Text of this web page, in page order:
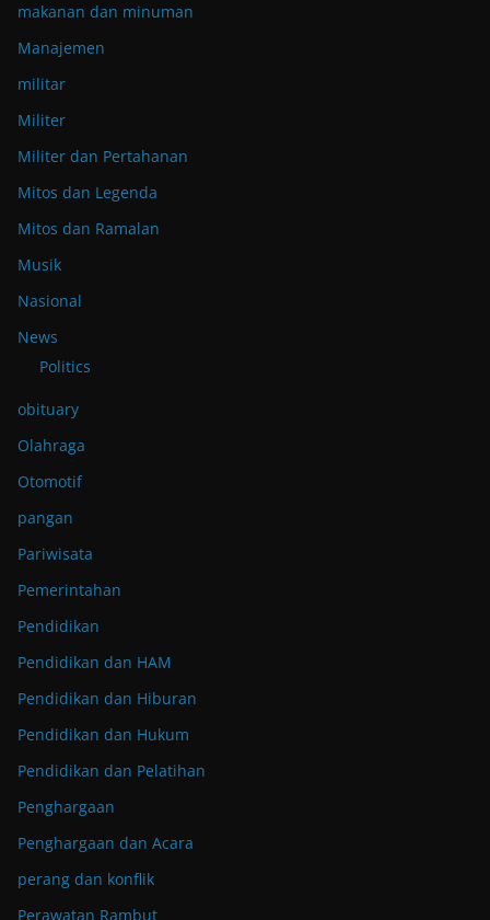
makanan dan minuman
Manajemen
militar
Militer
Militer dan Pertahanan
Mitos dan Legenda
Mitos dan Ramalan
Musik
Nasional
News
Politics
obituary
Olahraga
Otomotif
pangan
Pariwisata
Pemerintahan
Pendidikan
Pendidikan dan HAM
Pendidikan dan Hiburan
Pendidikan dan Hukum
Pendidikan dan Pelatihan
Penghargaan
Penghargaan dan Acara
perang dan konflik
Perawatan Rambut